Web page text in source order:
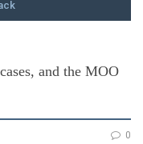
and the MOO
0